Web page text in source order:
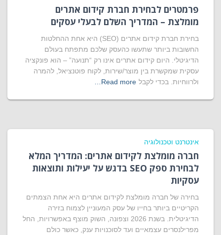
פרמטרים לבחירת חברת קידום אתרים
מומלצת – המדריך השלם לבעלי עסקים
בחירת חברת קידום אתרים (SEO) היא אחת ההחלטות
החשובות ביותר שתעשו כהעסק שלכם מתפתח בעולם
הדיגיטלי. היום קידום אתרים אינו רק “תנועה” – הוא פונקציה
עסקית שמקשרת בין מוצר/שירות, לקוח פוטנציאל, להמרה
ולרווחיות. בכדי לקבל Read more…
אינטרנט וטכנולוגיה
חברה מומלצת לקידום אתרים: המדריך המלא
לבחירת ספק SEO בדגש על יעילות ותוצאות
עסקיות
בחירה של חברה מומלצת לקידום אתרים היא אחת הצמתים
הקריטיים ביותר בחייו של עסק המעוניין לצמוח בזירה
הדיגיטלית. בשנת 2026 וצפונה, השוק מוצף באפשרויות, החל
מפרילנסרים עצמאיים ועד לסוכנויות ענק, כאשר כולם